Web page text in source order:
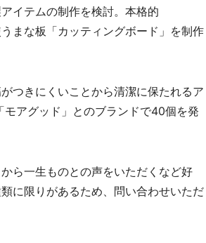
イテムの制作を検討。本格的
まな板「カッティングボード」を制作
つきにくいことから清潔に保たれるア
アグッド」とのブランドで40個を発
ら一生ものとの声をいただくなど好
に限りがあるため、問い合わせいただ